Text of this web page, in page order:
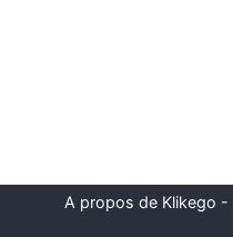
A propos de Klikego -